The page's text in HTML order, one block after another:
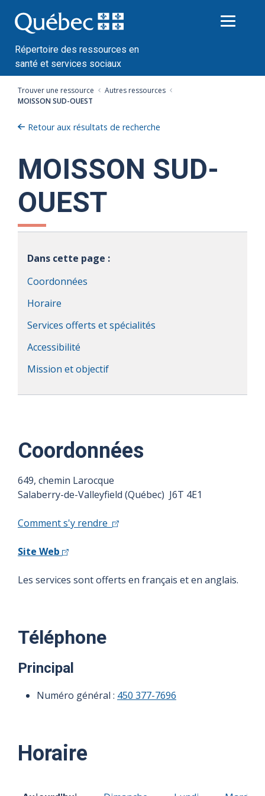
au
contenu
Répertoire des ressources en
santé et services sociaux
Trouver une ressource
Autres ressources
MOISSON SUD-OUEST
Retour aux résultats de recherche
MOISSON SUD-
OUEST
Dans cette page :
Coordonnées
Horaire
Services offerts et spécialités
Accessibilité
Mission et objectif
Coordonnées
649, chemin Larocque
Salaberry-de-Valleyfield (Québec) J6T 4E1
Comment s'y rendre
Site Web
Les services sont offerts en français et en anglais.
Téléphone
Principal
Numéro général : 450 377-7696
Horaire